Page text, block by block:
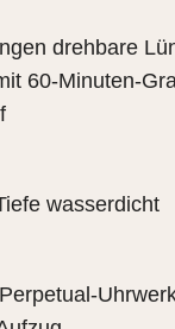
drehbare
60-Minuten-
wasserdicht